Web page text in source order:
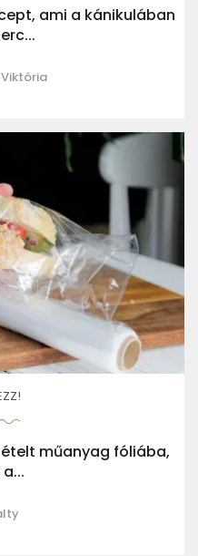
ami a kánikulában
műanyag fóliába,